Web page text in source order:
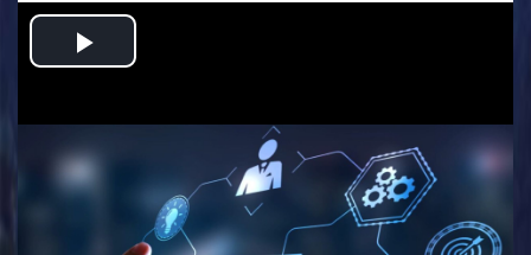
Play
Video